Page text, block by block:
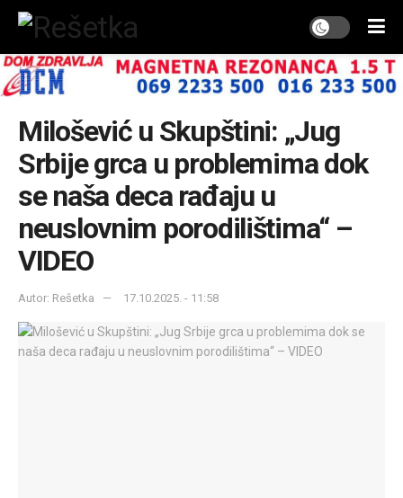
Milošević u Skupštini: „Jug
Srbije grca u problemima dok
se naša deca rađaju u
neuslovnim porodilištima“ –
VIDEO
Autor: Rešetka 17.10.2025. - 11:58